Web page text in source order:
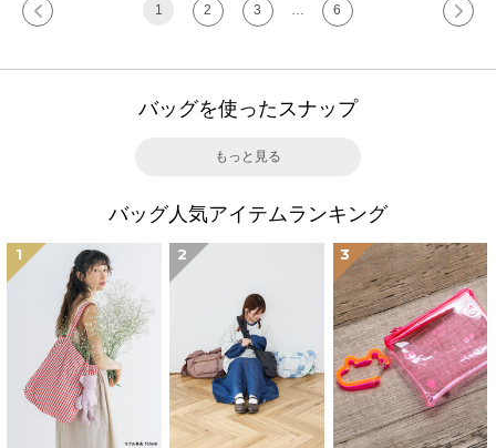
1 2 3 6
バッグを使ったスナップ
もっと見る
バッグ人気アイテムランキング
1 2 3